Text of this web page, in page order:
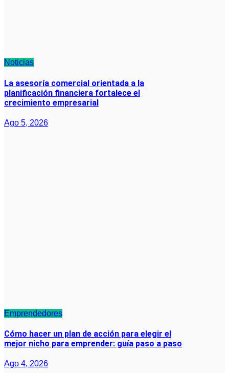
Noticias
La asesoría comercial orientada a la
planificación financiera fortalece el
crecimiento empresarial
Ago 5, 2026
Emprendedores
Cómo hacer un plan de acción para elegir el
mejor nicho para emprender: guía paso a paso
Ago 4, 2026